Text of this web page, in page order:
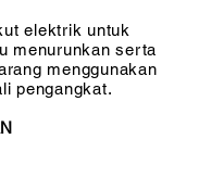
elektrik untuk
menurunkan serta
menggunakan
pengangkat.